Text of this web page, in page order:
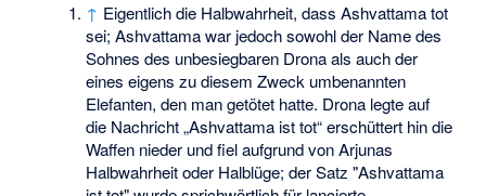
↑ Eigentlich die Halbwahrheit, dass Ashvattama tot
sei; Ashvattama war jedoch sowohl der Name des
Sohnes des unbesiegbaren Drona als auch der
eines eigens zu diesem Zweck umbenannten
Elefanten, den man getötet hatte. Drona legte auf
die Nachricht „Ashvattama ist tot“ erschüttert hin die
Waffen nieder und fiel aufgrund von Arjunas
Halbwahrheit oder Halblüge; der Satz "Ashvattama